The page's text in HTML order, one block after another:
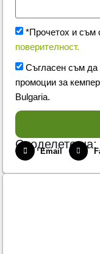
*Прочетох и съм
поверителност.
Съгласен съм да
промоции за
Bulgaria.
Споделете на:
Email